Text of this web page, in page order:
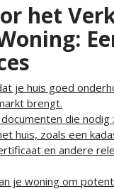
het
je huis goed
brengt.
die nodig
huis, zoals een
en andere
je woning om